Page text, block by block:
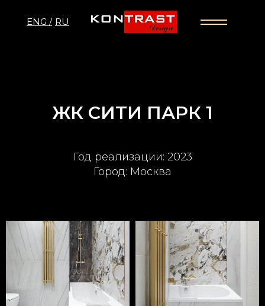
ENG / RU
ЖК СИТИ ПАРК 1
Год реализации: 2023
Город: Москва